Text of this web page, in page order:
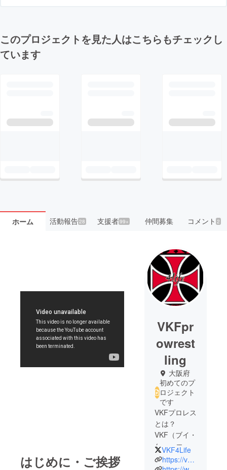
このプロジェクトを見た人はこちらもチェックし
ています
ホーム 活動報告28 支援者99+ 仲間募集 コメント 2
はじめに・ご挨拶
VKFpr
owrest
ling
大阪府
初めてのプ
ロジェクト
です
​VKFプロレス
とは？
VKF（ブイ・
ケー・エ
フ）プロレ
VKF4Life
https://vkf4life.wixsite.com/vkf4life